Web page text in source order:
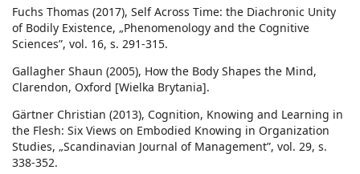
Fuchs Thomas (2017), Self Across Time: the Diachronic Unity
of Bodily Existence, „Phenomenology and the Cognitive
Sciences”, vol. 16, s. 291-315.
Gallagher Shaun (2005), How the Body Shapes the Mind,
Clarendon, Oxford [Wielka Brytania].
Gärtner Christian (2013), Cognition, Knowing and Learning in
the Flesh: Six Views on Embodied Knowing in Organization
Studies, „Scandinavian Journal of Management”, vol. 29, s.
338-352.